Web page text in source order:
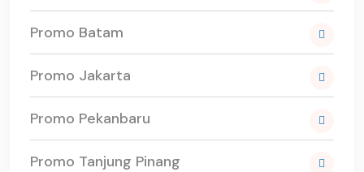
Promo Batam
Promo Jakarta
Promo Pekanbaru
Promo Tanjung Pinang